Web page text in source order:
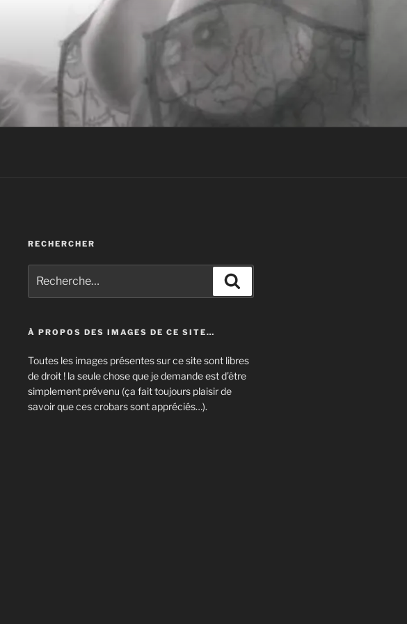
RECHERCHER
pour
:
À PROPOS DES IMAGES DE CE SITE…
Toutes les images présentes sur ce site sont libres
de droit ! la seule chose que je demande est d’être
simplement prévenu (ça fait toujours plaisir de
savoir que ces crobars sont appréciés…).